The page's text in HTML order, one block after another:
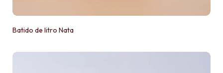
Batido de litro Nata